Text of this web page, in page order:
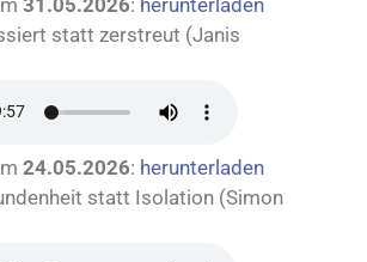
statt zerstreut (Janis
24.05.2026: herunterladen
statt Isolation (Simon